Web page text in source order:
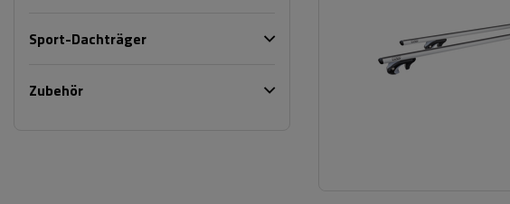
Sport-Dachträger
Zubehör